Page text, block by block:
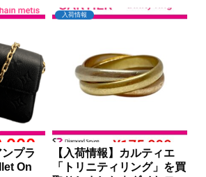
プラ
On
入荷情報
【入荷情報】カルティエ
「トリニティリング」を買